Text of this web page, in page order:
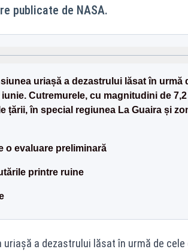
publicate de NASA.
uriașă a dezastrului lăsat în urmă
Cutremurele, cu magnitudini de
țării, în special regiunea La Guaira și
o evaluare preliminară
printre ruine
a dezastrului lăsat în urmă de